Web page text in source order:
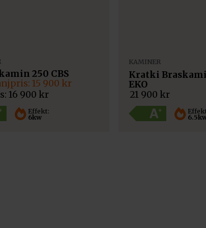
Effekt:
6kw
250 CBS
16 900 kr
15 900 kr
KAMINER
Kratki
EKO
21 900 kr